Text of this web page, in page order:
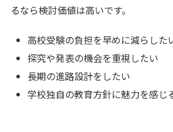
るなら検討価値は高いです。
高校受験の負担を早めに減らした
探究や発表の機会を重視したい
長期の進路設計をしたい
学校独自の教育方針に魅力を感じ